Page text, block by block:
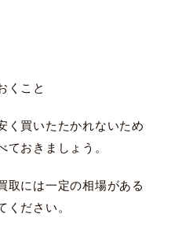
くこと
く買いたたかれないため
おきましょう。
取には一定の相場がある
ださい。